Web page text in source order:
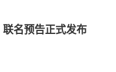
名预告正式发布